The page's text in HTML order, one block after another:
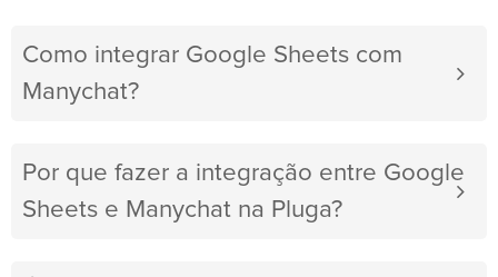
Como integrar Google Sheets com
Manychat?
Por que fazer a integração entre Google
Sheets e Manychat na Pluga?